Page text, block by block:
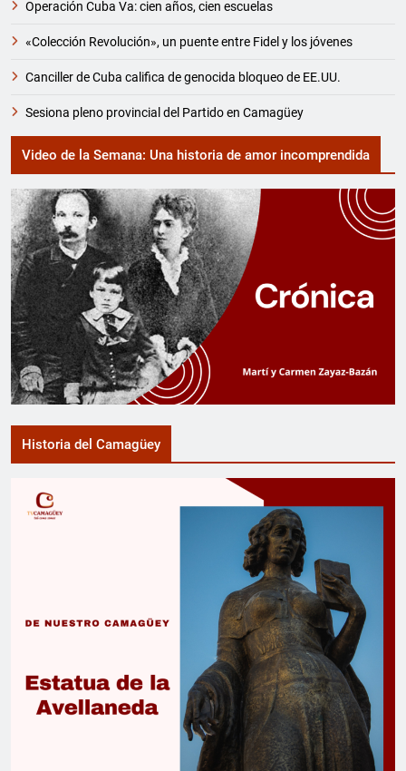
Operación Cuba Va: cien años, cien escuelas
«Colección Revolución», un puente entre Fidel y los jóvenes
Canciller de Cuba califica de genocida bloqueo de EE.UU.
Sesiona pleno provincial del Partido en Camagüey
Video de la Semana: Una historia de amor incomprendida
Historia del Camagüey